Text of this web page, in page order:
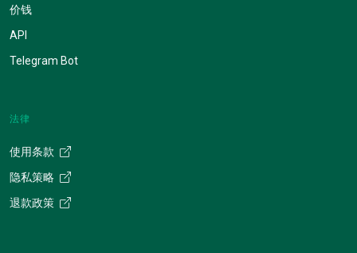
价钱
API
Telegram Bot
法律
使用条款
隐私策略
退款政策